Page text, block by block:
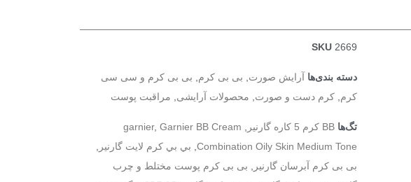
SKU 2669
دسته بندی‌ها آرایش صورت بی بی کرم
بی بی کرم و سی سی
کرم کرم دست و صورت محصولات آرایشی مراقبت پوست
تگ‌ها BB کرم 5 کاره گارنیر garnier, Garnier BB Cream
Combination Oily Skin Medium Tone بي بي کرم لایت گارنير
بی بی کرم آبرسان گارنیر
بی بی کرم پوست مختلط و چرب